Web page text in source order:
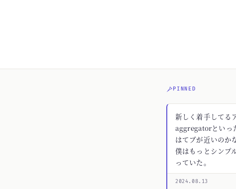
PINNED
新しく着手してる
aggregatorといっ
はてブが近いのか
僕はもっとシンプ
っていた。
2024.08.13